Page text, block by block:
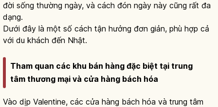
đời sống thường ngày, và cách đón ngày này cũng rất đa
dạng.
Dưới đây là một số cách tận hưởng đơn giản, phù hợp cả
với du khách đến Nhật.
Tham quan các khu bán hàng đặc biệt tại trung
tâm thương mại và cửa hàng bách hóa
Vào dịp Valentine, các cửa hàng bách hóa và trung tâm